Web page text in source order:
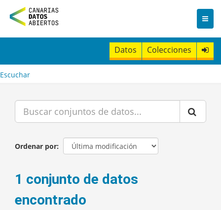
n
t
Datos Colecciones
Escuchar
Ordenar por
1 conjunto de datos
encontrado